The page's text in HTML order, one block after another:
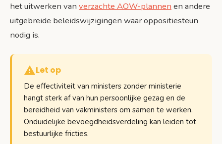
het uitwerken van verzachte AOW-plannen en andere
uitgebreide beleidswijzigingen waar oppositiesteun
nodig is.
Let op
De effectiviteit van ministers zonder ministerie
hangt sterk af van hun persoonlijke gezag en de
bereidheid van vakministers om samen te werken.
Onduidelijke bevoegdheidsverdeling kan leiden tot
bestuurlijke fricties.